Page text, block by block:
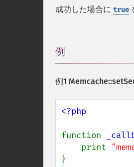
成功した場合に true
例
例1
<?php
function
    print
}